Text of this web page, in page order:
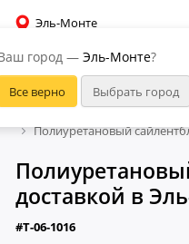
Эль-Монте
город — Эль-Монте?
Полиуретановый
доставкой в
#T-06-1016